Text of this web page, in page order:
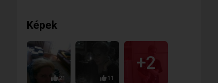
Képek
21 11
+2